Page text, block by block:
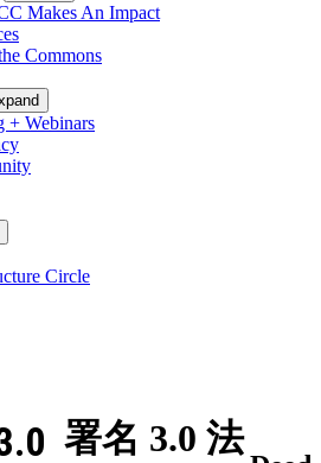
Makes An Impact
Commons
+ Webinars
Circle
署名 3.0 法